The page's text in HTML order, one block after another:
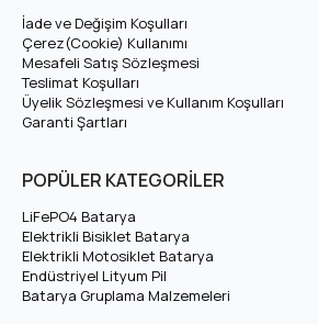
Tam Şarj Voltajı
Amper (Ah)
Hücre Dizilimi
Hücre Tipi
Çevrim Ömrü
İade ve Değişim Koşulları
Çerez(Cookie) Kullanımı
Mesafeli Satış Sözleşmesi
Teslimat Koşulları
Üyelik Sözleşmesi ve Kullanım Koşulları
Garanti Şartları
POPÜLER KATEGORİLER
LiFePO4 Batarya
Elektrikli Bisiklet Batarya
Elektrikli Motosiklet Batarya
Endüstriyel Lityum Pil
Batarya Gruplama Malzemeleri